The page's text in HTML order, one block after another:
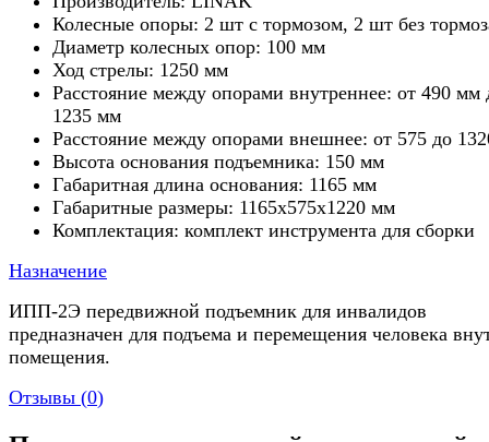
Колесные опоры: 2 шт с тормозом, 2 шт без
Диаметр колесных опор: 100 мм
Ход стрелы: 1250 мм
Расстояние между опорами внутреннее: от 490 мм
1235 мм
Расстояние между опорами внешнее: от 575 до
Высота основания подъемника: 150 мм
Габаритная длина основания: 1165 мм
Габаритные размеры: 1165х575х1220 мм
Комплектация: комплект инструмента для сборки
Назначение
ИПП-2Э передвижной подъемник для инвалидов
предназначен для подъема и перемещения человека
помещения.
Отзывы (0)